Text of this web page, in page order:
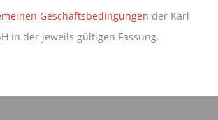
Geschäftsbedingungen der Karl
in der jeweils gültigen Fassung.